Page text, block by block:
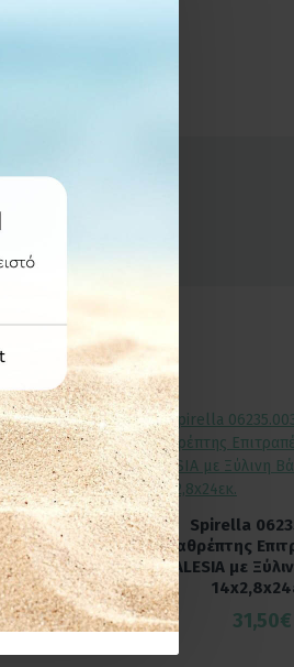
06235.002
Επιτραπέζιος
Ξύλινη Οβάλ
Spirella
Καθρέπτης
ALESIA με
31,50€